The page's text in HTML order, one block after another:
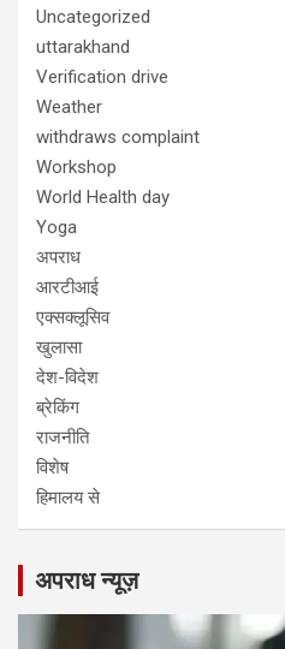
Uncategorized
uttarakhand
Verification drive
Weather
withdraws complaint
Workshop
World Health day
Yoga
अपराध
आरटीआई
एक्सक्लूसिव
खुलासा
देश-विदेश
ब्रेकिंग
राजनीति
विशेष
हिमालय से
अपराध न्यूज़